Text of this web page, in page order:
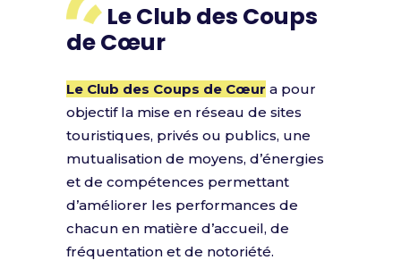
Le Club des Coups
de Cœur
Le Club des Coups de Cœur a pour
objectif la mise en réseau de sites
touristiques, privés ou publics, une
mutualisation de moyens, d’énergies
et de compétences permettant
d’améliorer les performances de
chacun en matière d’accueil, de
fréquentation et de notoriété.